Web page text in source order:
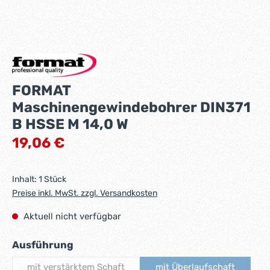
FORMAT
Maschinengewindebohrer DIN371
B HSSE M 14,0 W
Regulärer Preis:
19,06 €
Inhalt: 1 Stück
Preise inkl. MwSt. zzgl. Versandkosten
Aktuell nicht verfügbar
Ausführung
mit verstärktem Schaft mit Überlaufschaft